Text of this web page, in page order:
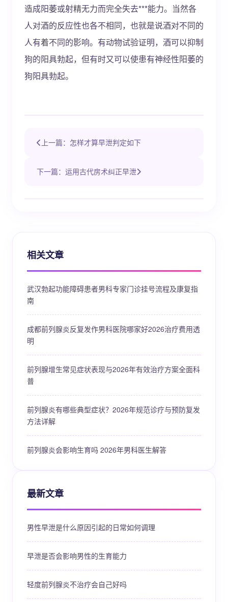
造成阳萎或射精无力而完全失去***能力。当然各
人对酒的反应性也各不相同，也就是说酒对不同的
人有着不同的影响。有动物试验证明，酒可以抑制
狗的阳具勃起，但有时又可以使患有神经性阳萎的
狗阳具勃起。
上一篇：怎样才算早泄判定如下
下一篇：运用古代房术纠正早泄
相关文章
武汉勃起功能障碍患者男科专家门诊挂号流程及康复指
南
成都前列腺炎反复发作男科医院哪家好2026治疗费用透
明
前列腺增生常见症状表现与2026年有效治疗方案全面科
普
前列腺炎有哪些典型症状？2026年规范诊疗与预防复发
方法详解
前列腺炎会影响生育吗 2026年男科医生解答
最新文章
男性早泄是什么原因引起的日常如何调理
早泄是否会影响男性的生育能力
轻度前列腺炎不治疗会自己好吗